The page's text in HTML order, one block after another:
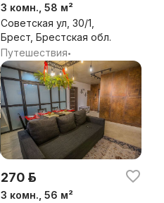
3 комн., 58 м²
Советская ул, 30/1,
Брест, Брестская обл.
Путешествия•
270 р.
3 комн., 56 м²